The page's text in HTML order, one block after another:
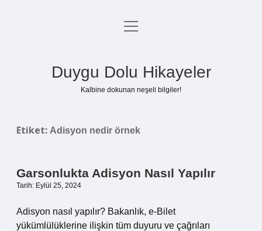
Anasayfa
menüyü
Duygu Dolu Hikayeler
Kalbine dokunan neşeli bilgiler!
Etiket: Adisyon nedir örnek
Garsonlukta Adisyon Nasıl Yapılır
Tarih: Eylül 25, 2024
Adisyon nasıl yapılır? Bakanlık, e-Bilet
yükümlülüklerine ilişkin tüm duyuru ve çağrıları